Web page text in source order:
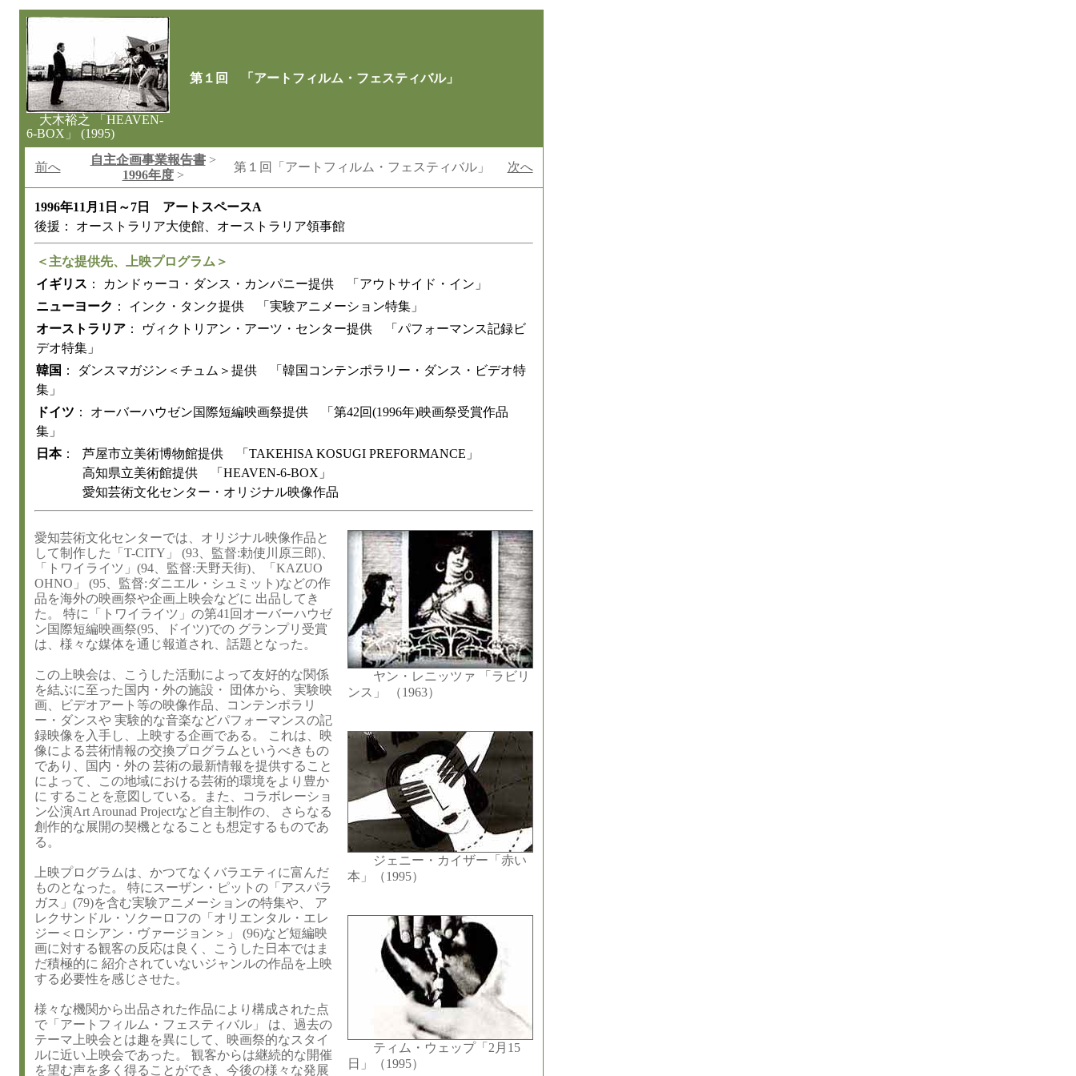
大木裕之 「HEAVEN-
6-BOX」 (1995)
第１回 「アートフィルム・フェスティバル」
前へ
自主企画事業報告書>
1996年度>
第１回「アートフィルム・フェスティバル」 次へ
1996年11月1日～7日 アートスペースA
後援： オーストラリア大使館、オーストラリア領事館
＜主な提供先、上映プログラム＞
イギリス ： カンドゥーコ・ダンス・カンパニー提供 「アウトサイド・イン」
ニューヨーク ： インク・タンク提供 「実験アニメーション特集」
オーストラリア ： ヴィクトリアン・アーツ・センター提供 「パフォーマンス記録ビ
デオ特集」
韓国 ： ダンスマガジン＜チュム＞提供 「韓国コンテンポラリー・ダンス・ビデオ特
集」
ドイツ ： オーバーハウゼン国際短編映画祭提供 「第42回(1996年)映画祭受賞作品
集」
日本：
芦屋市立美術博物館提供 「TAKEHISA KOSUGI PREFORMANCE」
高知県立美術館提供 「HEAVEN-6-BOX」
愛知芸術文化センター・オリジナル映像作品
愛知芸術文化センターでは、オリジナル映像作品と
して制作した「T-CITY」 (93、監督:勅使川原三郎)、
「トワイライツ」(94、監督:天野天街)、「KAZUO
OHNO」 (95、監督:ダニエル・シュミット)などの作
品を海外の映画祭や企画上映会などに 出品してき
た。 特に「トワイライツ」の第41回オーバーハウゼ
ン国際短編映画祭(95、ドイツ)での グランプリ受賞
は、様々な媒体を通じ報道され、話題となった。
この上映会は、こうした活動によって友好的な関係
を結ぶに至った国内・外の施設・ 団体から、実験映
画、ビデオアート等の映像作品、コンテンポラリ
ー・ダンスや 実験的な音楽などパフォーマンスの記
録映像を入手し、上映する企画である。 これは、映
像による芸術情報の交換プログラムというべきもの
であり、国内・外の 芸術の最新情報を提供すること
によって、この地域における芸術的環境をより豊か
に することを意図している。また、コラボレーショ
ン公演Art Arounad Projectなど自主制作の、 さらなる
創作的な展開の契機となることも想定するものであ
る。
上映プログラムは、かつてなくバラエティに富んだ
ものとなった。 特にスーザン・ピットの「アスパラ
ガス」(79)を含む実験アニメーションの特集や、 ア
レクサンドル・ソクーロフの「オリエンタル・エレ
ジー＜ロシアン・ヴァージョン＞」 (96)など短編映
画に対する観客の反応は良く、こうした日本ではま
だ積極的に 紹介されていないジャンルの作品を上映
する必要性を感じさせた。
様々な機関から出品された作品により構成された点
で「アートフィルム・フェスティバル」 は、過去の
テーマ上映会とは趣を異にして、映画祭的なスタイ
ルに近い上映会であった。 観客からは継続的な開催
を望む声を多く得ることができ、今後の様々な発展
ヤン・レニッツァ 「ラビリ
ンス」 （1963）
ジェニー・カイザー「赤い
本」（1995）
ティム・ウェップ「2月15
日」（1995）